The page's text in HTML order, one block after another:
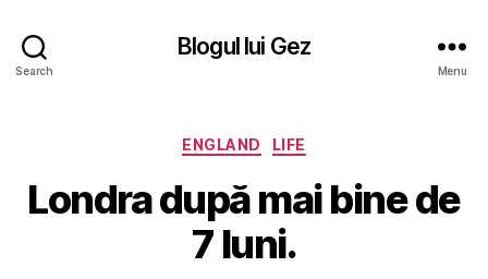
Search
Blogul lui Gez
Menu
Categories
ENGLAND LIFE
Londra după mai bine de
7 luni.